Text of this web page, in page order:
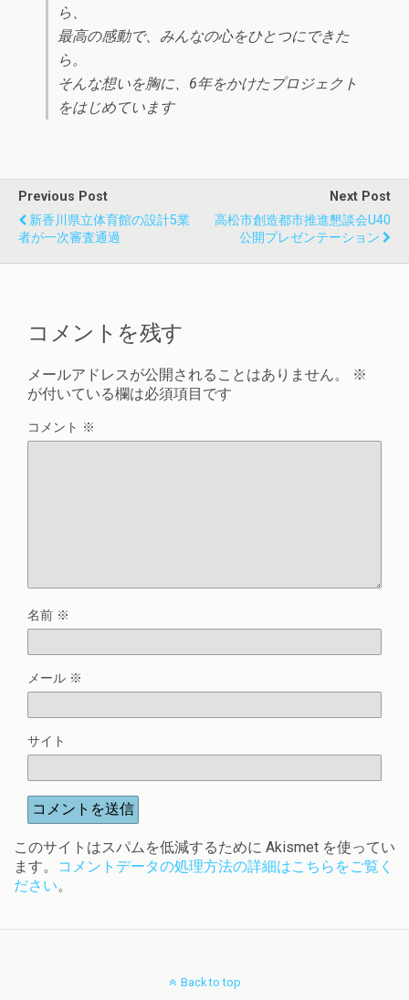
ら、
最高の感動で、みんなの心をひとつにできた
ら。
そんな想いを胸に、6年をかけたプロジェクト
をはじめています
Previous Post
新香川県立体育館の設計5業
者が一次審査通過
Next Post
高松市創造都市推進懇談会U40
公開プレゼンテーション
コメントを残す
メールアドレスが公開されることはありません。
※
が付いている欄は必須項目です
コメント ※
名前 ※
メール ※
サイト
このサイトはスパムを低減するために Akismet を使ってい
ます。
コメントデータの処理方法の詳細はこちらをご覧く
ださい。
Back to top